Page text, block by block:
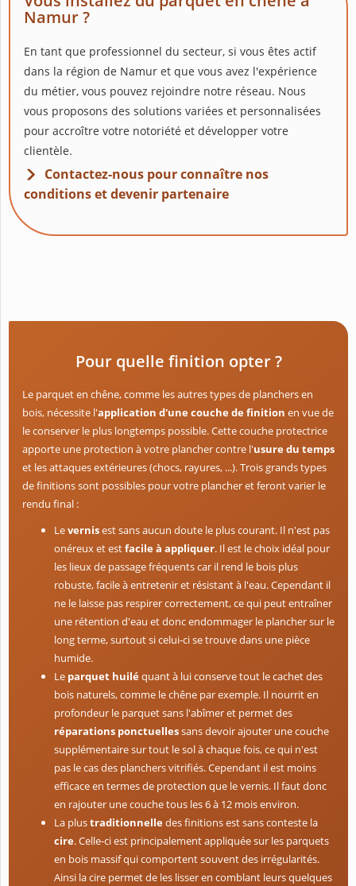
Namur ?
En tant que professionnel du secteur, si vous êtes actif
dans la région de Namur et que vous avez l'expérience
du métier, vous pouvez rejoindre notre réseau. Nous
vous proposons des solutions variées et personnalisées
pour accroître votre notoriété et développer votre
clientèle.
Contactez-nous pour connaître nos
conditions et devenir partenaire
Pour quelle finition opter ?
Le parquet en chêne, comme les autres types de planchers en
bois, nécessite l'application d'une couche de finition en vue de
le conserver le plus longtemps possible. Cette couche protectrice
apporte une protection à votre plancher contre l'usure du temps
et les attaques extérieures (chocs, rayures, ...). Trois grands types
de finitions sont possibles pour votre plancher et feront varier le
rendu final :
Levernisest sans aucun doute le plus courant. Il n'est pas
onéreux et estfacile à appliquer. Il est le choix idéal pour
les lieux de passage fréquents car il rend le bois plus
robuste, facile à entretenir et résistant à l'eau. Cependant il
ne le laisse pas respirer correctement, ce qui peut entraîner
une rétention d'eau et donc endommager le plancher sur le
long terme, surtout si celui-ci se trouve dans une pièce
humide.
Le parquet huiléquant à lui conserve tout le cachet des
bois naturels, comme le chêne par exemple. Il nourrit en
profondeur le parquet sans l'abîmer et permet des
réparations ponctuellessans devoir ajouter une couche
supplémentaire sur tout le sol à chaque fois, ce qui n'est
pas le cas des planchers vitrifiés. Cependant il est moins
efficace en termes de protection que le vernis. Il faut donc
en rajouter une couche tous les 6 à 12 mois environ.
La plustraditionnelledes finitions est sans conteste la
cire. Celle-ci est principalement appliquée sur les parquets
en bois massif qui comportent souvent des irrégularités.
Ainsi la cire permet de les lisser en comblant leurs quelques